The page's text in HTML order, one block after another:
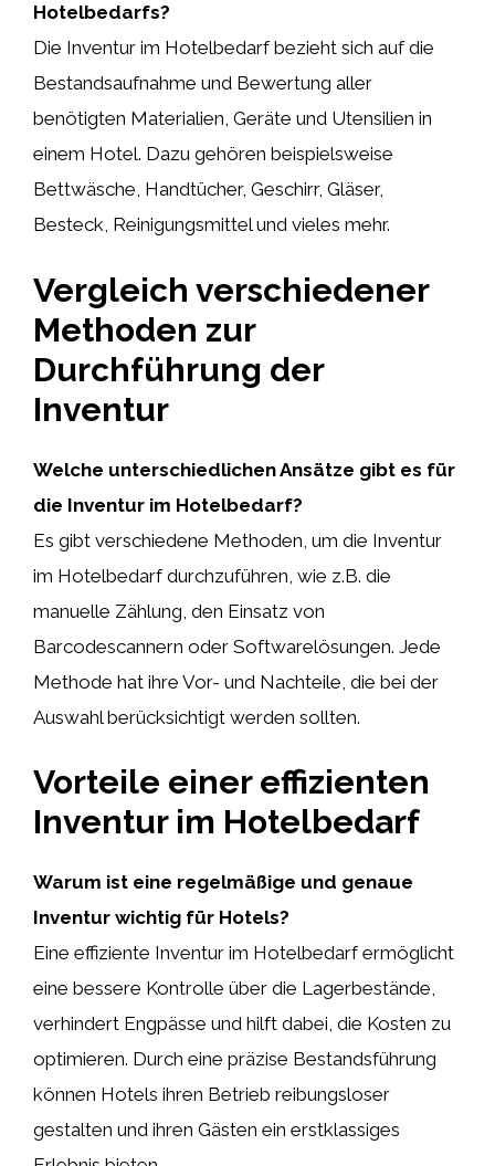
Hotelbedarfs?
Die Inventur im Hotelbedarf bezieht sich auf die
Bestandsaufnahme und Bewertung aller
benötigten Materialien, Geräte und Utensilien in
einem Hotel. Dazu gehören beispielsweise
Bettwäsche, Handtücher, Geschirr, Gläser,
Besteck, Reinigungsmittel und vieles mehr.
Vergleich verschiedener
Methoden zur
Durchführung der
Inventur
Welche unterschiedlichen Ansätze gibt es für
die Inventur im Hotelbedarf?
Es gibt verschiedene Methoden, um die Inventur
im Hotelbedarf durchzuführen, wie z.B. die
manuelle Zählung, den Einsatz von
Barcodescannern oder Softwarelösungen. Jede
Methode hat ihre Vor- und Nachteile, die bei der
Auswahl berücksichtigt werden sollten.
Vorteile einer effizienten
Inventur im Hotelbedarf
Warum ist eine regelmäßige und genaue
Inventur wichtig für Hotels?
Eine effiziente Inventur im Hotelbedarf ermöglicht
eine bessere Kontrolle über die Lagerbestände,
verhindert Engpässe und hilft dabei, die Kosten zu
optimieren. Durch eine präzise Bestandsführung
können Hotels ihren Betrieb reibungsloser
gestalten und ihren Gästen ein erstklassiges